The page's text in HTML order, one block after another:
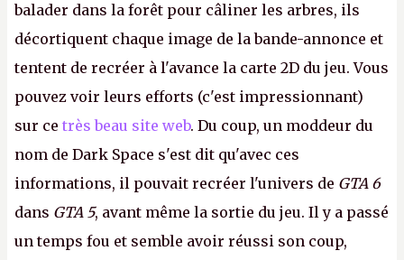
balader dans la forêt pour câliner les arbres, ils
décortiquent chaque image de la bande-annonce et
tentent de recréer à l'avance la carte 2D du jeu. Vous
pouvez voir leurs efforts (c'est impressionnant)
sur ce très beau site web. Du coup, un moddeur du
nom de Dark Space s'est dit qu'avec ces
informations, il pouvait recréer l'univers de GTA 6
dans GTA 5, avant même la sortie du jeu. Il y a passé
un temps fou et semble avoir réussi son coup,